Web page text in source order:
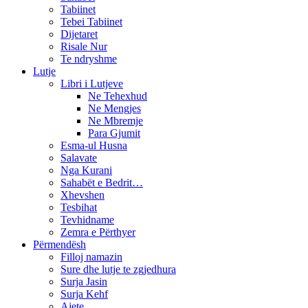
Tabiinet
Tebei Tabiinet
Dijetaret
Risale Nur
Te ndryshme
Lutje
Libri i Lutjeve
Ne Tehexhud
Ne Mengjes
Ne Mbremje
Para Gjumit
Esma-ul Husna
Salavate
Nga Kurani
Sahabët e Bedrit…
Xhevshen
Tesbihat
Tevhidname
Zemra e Përthyer
Përmendësh
Filloj namazin
Sure dhe lutje te zgjedhura
Surja Jasin
Surja Kehf